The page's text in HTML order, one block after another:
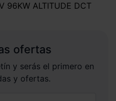
96KW ALTITUDE DCT
ofertas
y serás el primero en
y ofertas.